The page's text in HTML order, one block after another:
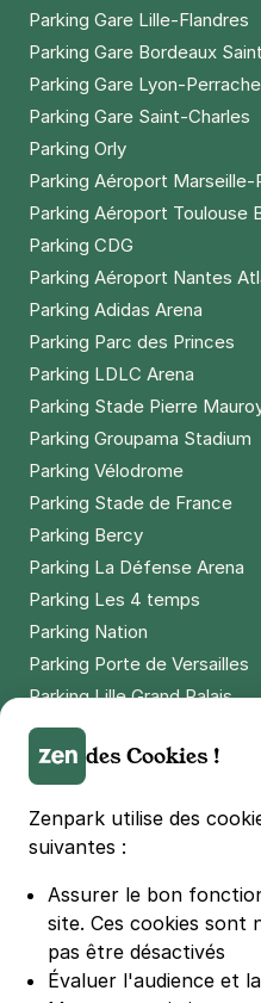
Parking Gare Lille-Flandres
Parking Gare Bordeaux
Parking Gare Lyon-Perrache
Parking Gare Saint-Charles
Parking Orly
Parking Aéroport
Parking Aéroport Toulouse
Parking CDG
Parking Aéroport Nantes
Parking Adidas Arena
Parking Parc des Princes
Parking LDLC Arena
Parking Stade Pierre
Parking Groupama Stadium
Parking Vélodrome
Parking Stade de France
Parking Bercy
Parking La Défense Arena
Parking Les 4 temps
Parking Nation
Parking Porte de Versailles
Parking Lille Grand Palais
Parking Euralille
Parking Casino Barrière Lille
🌍 Passer de 130 à 110
© Zenpark 2012 - 2026 - Tous
des Cookies !
Zenpark utilise des
suivantes :
Assurer le bon
site. Ces cookies sont
pas être désactivés
Évaluer l'audience et